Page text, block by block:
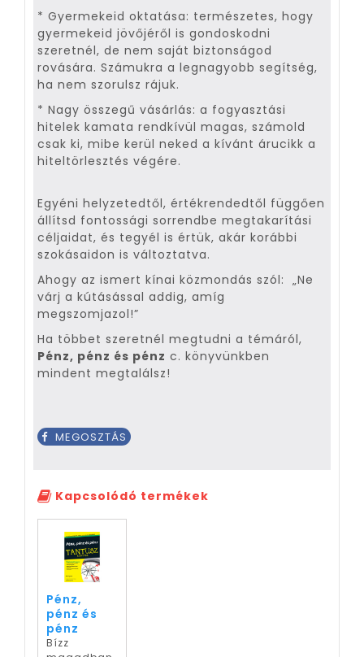
* Gyermekeid oktatása: természetes, hogy
gyermekeid jövőjéről is gondoskodni
szeretnél, de nem saját biztonságod
rovására. Számukra a legnagyobb segítség,
ha nem szorulsz rájuk.
* Nagy összegű vásárlás: a fogyasztási
hitelek kamata rendkívül magas, számold
csak ki, mibe kerül neked a kívánt árucikk a
hiteltörlesztés végére.
Egyéni helyzetedtől, értékrendedtől függően
állítsd fontossági sorrendbe megtakarítási
céljaidat, és tegyél is értük, akár korábbi
szokásaidon is változtatva.
Ahogy az ismert kínai közmondás szól: „Ne
várj a kútásással addig, amíg
megszomjazol!”
Ha többet szeretnél megtudni a témáról,
Pénz, pénz és pénz c. könyvünkben
mindent megtalálsz!
MEGOSZTÁS
Kapcsolódó termékek
Pénz,
pénz és
pénz
Bízz